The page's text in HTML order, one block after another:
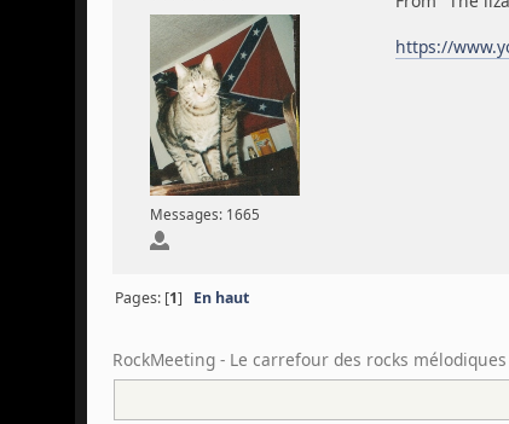
Messages: 1665
https://
Pages: [1] En haut
RockMeeting - Le carrefour des rocks mélodiques